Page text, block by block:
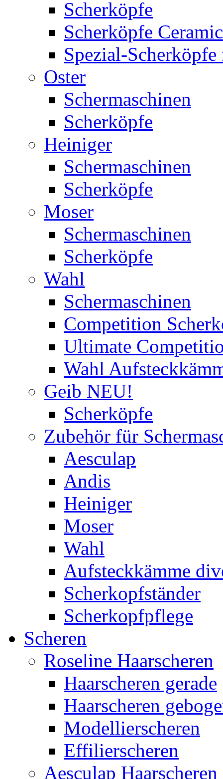
Scherköpfe
Scherköpfe Ceramic
Spezial-
Oster
Schermaschinen
Scherköpfe
Heiniger
Schermaschinen
Scherköpfe
Moser
Schermaschinen
Scherköpfe
Wahl
Schermaschinen
Competition
Ultimate
Wahl
Geib NEU!
Scherköpfe
Zubehör für
Aesculap
Andis
Heiniger
Moser
Wahl
Aufsteckkämme
Scherkopfständer
Scherkopfpflege
Scheren
Roseline Haarscheren
Haarscheren gerade
Haarscheren
Modellierscheren
Effilierscheren
Aesculap Haarscheren